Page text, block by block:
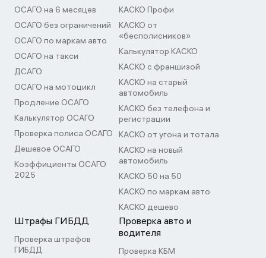
ОСАГО на 6 месяцев
ОСАГО без ограничений
ОСАГО по маркам авто
ОСАГО на такси
ДСАГО
ОСАГО на мотоцикл
Продление ОСАГО
Калькулятор ОСАГО
Проверка полиса ОСАГО
Дешевое ОСАГО
Коэффициенты ОСАГО
2025
КАСКО Профи
КАСКО от
«бесполисников»
Калькулятор КАСКО
КАСКО с франшизой
КАСКО на старый
автомобиль
КАСКО без телефона и
регистрации
КАСКО от угона и тотала
КАСКО на новый
автомобиль
КАСКО 50 на 50
КАСКО по маркам авто
КАСКО дешево
Штрафы ГИБДД
Проверка штрафов
ГИБДД
Проверка авто и
водителя
Проверка КБМ